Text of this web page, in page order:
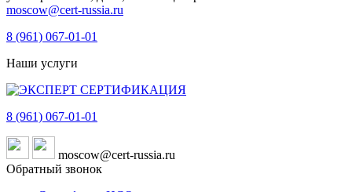
moscow@cert-russia.ru
8 (961) 067-01-01
Наши услуги
8 (961) 067-01-01
moscow@cert-russia.ru
Обратный звонок